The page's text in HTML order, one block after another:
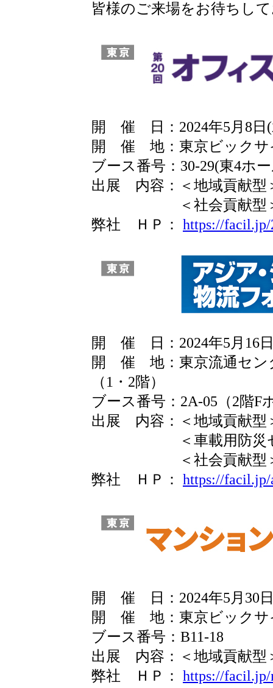
皆様のご来場をお待ちし
開 催 日：2024年5月8日(
開 催 地：東京ビックサ
ブース番号：30-29(東4ホ
出展 内容：＜地域貢献型
＜社会貢献型＞シ
弊社 ＨＰ： https://facil.jp/
開 催 日：2024年5月16
開 催 地：東京流通セン
（1・2階）
ブース番号：2A-05（2階F
出展 内容：＜地域貢献型
＜車載用防災セッ
＜社会貢献型＞シ
弊社 ＨＰ： https://facil.jp/
開 催 日：2024年5月30
開 催 地：東京ビックサ
ブース番号：B11-18
出展 内容：＜地域貢献型
弊社 ＨＰ： https://facil.jp/